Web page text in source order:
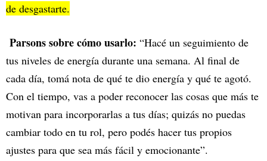
de desgastarte.
Parsons sobre cómo usarlo: “Hacé un seguimiento de
tus niveles de energía durante una semana. Al final de
cada día, tomá nota de qué te dio energía y qué te agotó.
Con el tiempo, vas a poder reconocer las cosas que más te
motivan para incorporarlas a tus días; quizás no puedas
cambiar todo en tu rol, pero podés hacer tus propios
ajustes para que sea más fácil y emocionante”.